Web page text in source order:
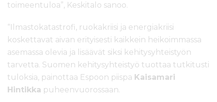
toimeentuloa”, Keskitalo sanoo.
“Ilmastokatastrofi, ruokakriisi ja energiakriisi
koskettavat aivan erityisesti kaikkein heikoimmassa
asemassa olevia ja lisäävät siksi kehitysyhteistyön
tarvetta. Suomen kehitysyhteistyö tuottaa tutkitusti
tuloksia, painottaa Espoon piispa Kaisamari
Hintikka puheenvuorossaan.